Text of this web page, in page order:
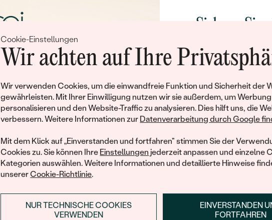
Cookie-Einstellungen
Wir achten auf Ihre
Wir verwenden Cookies, um die einwandfreie Funktion und Sicherheit der
gewährleisten. Mit Ihrer Einwilligung nutzen wir sie außerdem, um Werbung
personalisieren und den Website-Traffic zu analysieren. Dies hilft uns, die
verbessern. Weitere Informationen zur Datenverarbeitung durch Google
Mit dem Klick auf „Einverstanden und fortfahren" stimmen Sie der
Cookies zu. Sie können Ihre Einstellungen jederzeit anpassen und einzelne
Kategorien auswählen. Weitere Informationen und detaillierte Hinweise
unsererCookie-Richtlinie.
EINVERSTANDEN
FORTFAHREN
NUR TECHNISCHE COOKIES
VERWENDEN
Nebensteine
ANZAHL:
ABMESSUNGEN:
HERKUNFT:
Sichern Sie
Rabatt auf
Werden Sie Teil
und entdecken Sie die
gefertigten Schmucks
Ihren ersten
ANMELDEN &